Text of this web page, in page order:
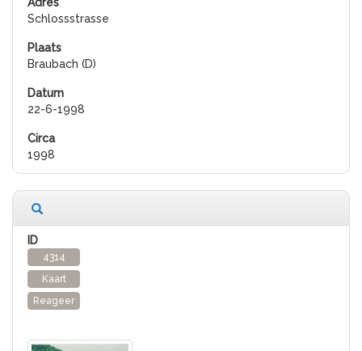
Schlossstrasse
Braubach (D)
22-6-1998
1998
4314
Kaart
Reageer